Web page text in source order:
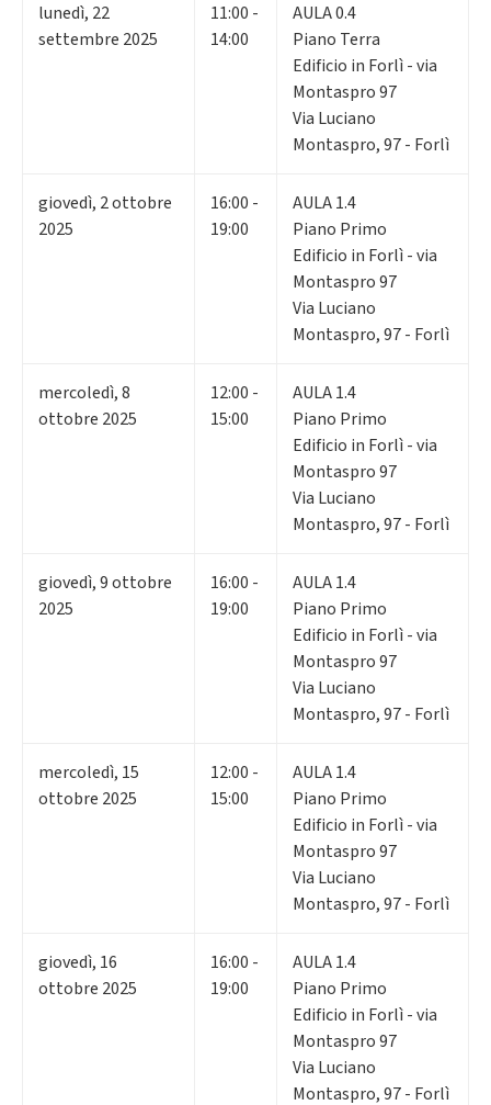
lunedì, 22
settembre 2025
11:00 -
14:00
AULA 0.4
Piano Terra
Edificio in Forlì - via
Montaspro 97
Via Luciano
Montaspro, 97 - Forlì
giovedì, 2ottobre
2025
16:00 -
19:00
AULA 1.4
Piano Primo
Edificio in Forlì - via
Montaspro 97
Via Luciano
Montaspro, 97 - Forlì
mercoledì,8
ottobre 2025
12:00 -
15:00
AULA 1.4
Piano Primo
Edificio in Forlì - via
Montaspro 97
Via Luciano
Montaspro, 97 - Forlì
giovedì,9ottobre
2025
16:00 -
19:00
AULA 1.4
Piano Primo
Edificio in Forlì - via
Montaspro 97
Via Luciano
Montaspro, 97 - Forlì
mercoledì, 15
ottobre 2025
12:00 -
15:00
AULA 1.4
Piano Primo
Edificio in Forlì - via
Montaspro 97
Via Luciano
Montaspro, 97 - Forlì
giovedì, 16
ottobre 2025
16:00 -
19:00
AULA 1.4
Piano Primo
Edificio in Forlì - via
Montaspro 97
Via Luciano
Montaspro, 97 - Forlì